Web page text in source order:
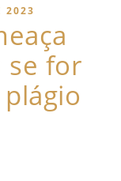
2023
se for